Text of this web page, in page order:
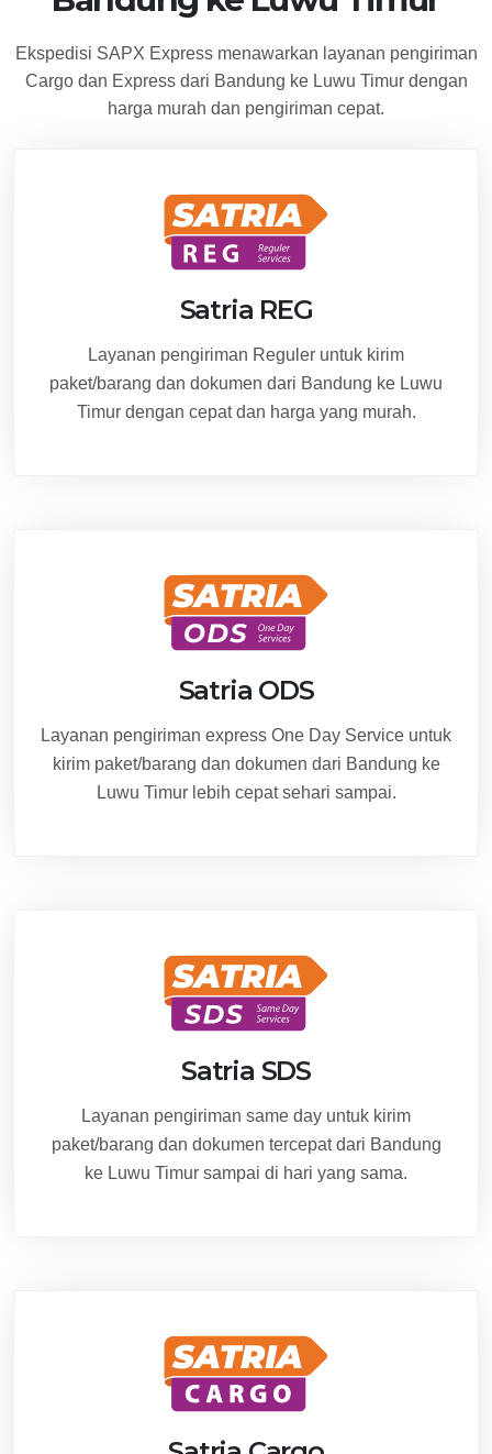
Ekspedisi SAPX Express menawarkan layanan pengiriman
Cargo dan Express dari Bandung ke Luwu Timur dengan
harga murah dan pengiriman cepat.
Satria REG
Layanan pengiriman Reguler untuk kirim
paket/barang dan dokumen dari Bandung ke Luwu
Timur dengan cepat dan harga yang murah.
Satria ODS
Layanan pengiriman express One Day Service untuk
kirim paket/barang dan dokumen dari Bandung ke
Luwu Timur lebih cepat sehari sampai.
Satria SDS
Layanan pengiriman same day untuk kirim
paket/barang dan dokumen tercepat dari Bandung
ke Luwu Timur sampai di hari yang sama.